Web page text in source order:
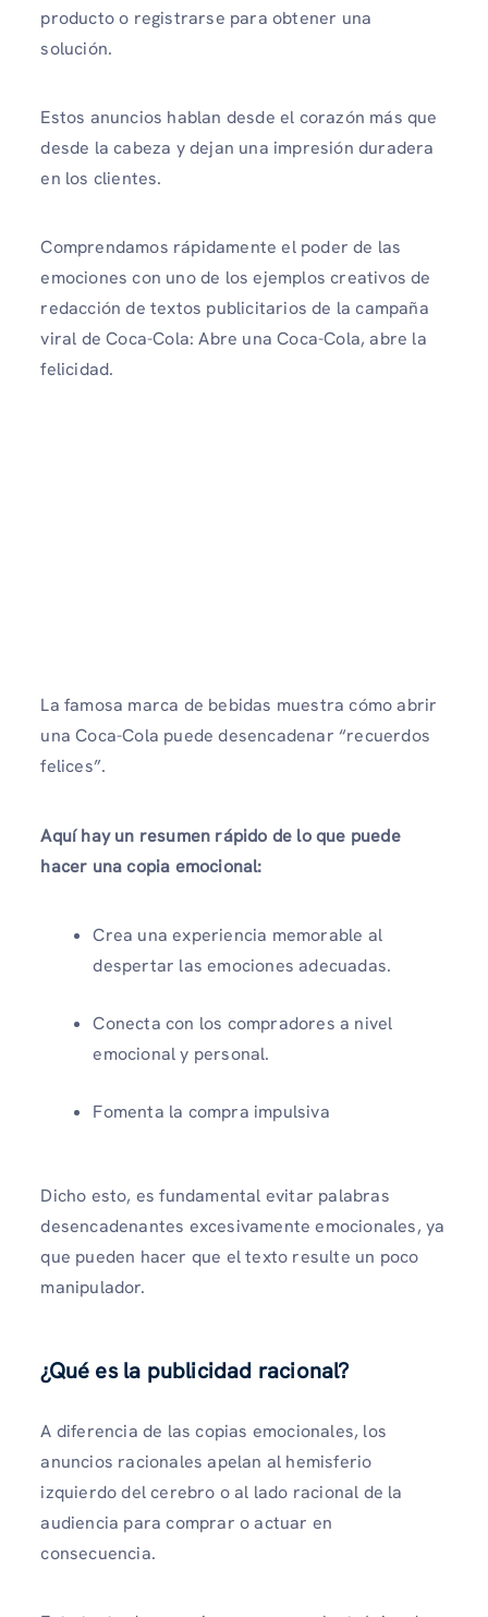
producto o registrarse para obtener una
solución.
Estos anuncios hablan desde el corazón más que
desde la cabeza y dejan una impresión duradera
en los clientes.
Comprendamos rápidamente el poder de las
emociones con uno de los ejemplos creativos de
redacción de textos publicitarios de la campaña
viral de Coca-Cola: Abre una Coca-Cola, abre la
felicidad.
La famosa marca de bebidas muestra cómo abrir
una Coca-Cola puede desencadenar “recuerdos
felices”.
Aquí hay un resumen rápido de lo que puede
hacer una copia emocional:
Crea una experiencia memorable al
despertar las emociones adecuadas.
Conecta con los compradores a nivel
emocional y personal.
Fomenta la compra impulsiva
Dicho esto, es fundamental evitar palabras
desencadenantes excesivamente emocionales, ya
que pueden hacer que el texto resulte un poco
manipulador.
¿Qué es la publicidad racional?
A diferencia de las copias emocionales, los
anuncios racionales apelan al hemisferio
izquierdo del cerebro o al lado racional de la
audiencia para comprar o actuar en
consecuencia.